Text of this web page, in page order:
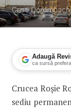
Cristi Dorombach
Adaugă
ca sursă
Crucea
Crucea Roșie
sediu